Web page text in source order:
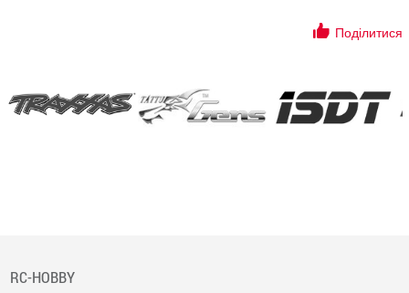
Поділитися
RC-HOBBY